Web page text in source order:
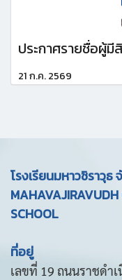
ประกาศรายชื่อผู้
21 ก.ค. 2569
โรงเรียนมหาวชิราวุธ
SCHOOL
ที่อยู่
เลขที่ 19 ถนนราชดำ